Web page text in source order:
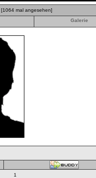
[1064 mal angesehen]
Galerie
1